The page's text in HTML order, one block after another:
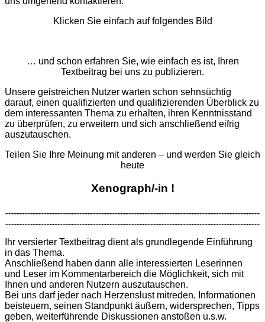
Klicken Sie einfach auf folgendes Bild
… und schon erfahren Sie, wie einfach es ist, Ihren
Textbeitrag bei uns zu publizieren.
Unsere geistreichen Nutzer warten schon sehnsüchtig
darauf, einen qualifizierten und qualifizierenden Überblick zu
dem interessanten Thema zu erhalten, ihren Kenntnisstand
zu überprüfen, zu erweitern und sich anschließend eifrig
auszutauschen.
Teilen Sie Ihre Meinung mit anderen – und werden Sie gleich
heute
Xenograph/-in !
Ihr versierter Textbeitrag dient als grund­legende Ein­führung
in das Thema.
Anschließend haben dann alle interessierten Leserinnen
und Leser im Kommentarbereich die Möglichkeit, sich mit
Ihnen und anderen Nutzern aus­zu­tauschen.
Bei uns darf jeder nach Herzenslust mitreden, Informationen
beisteuern, seinen Standpunkt äußern, widersprechen, Tipps
geben, weiter­führende Diskussionen anstoßen u.s.w.